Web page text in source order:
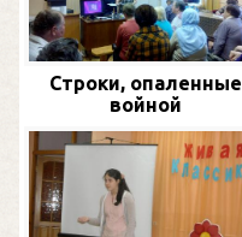
Строки, опаленные
войной